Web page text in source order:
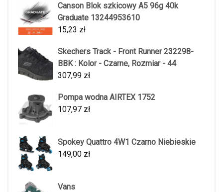
Canson Blok szkicowy A5 96g 40k
Graduate 13244953610
15,23 zł
Skechers Track - Front Runner 232298-
BBK : Kolor - Czarne, Rozmiar - 44
307,99 zł
Pompa wodna AIRTEX 1752
107,97 zł
Spokey Quattro 4W1 Czarno Niebieskie
149,00 zł
Vans